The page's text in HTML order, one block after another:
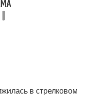
в стрелковом